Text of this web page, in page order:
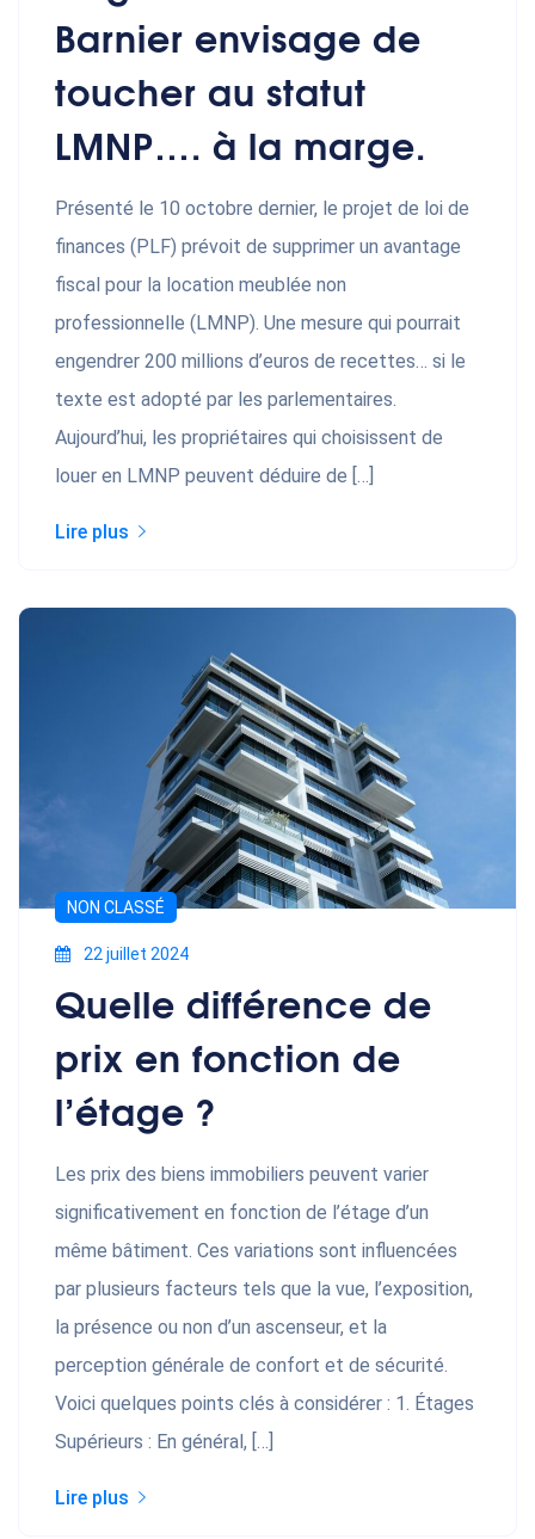
Barnier envisage de
toucher au statut
LMNP…. à la marge.
Présenté le 10 octobre dernier, le projet de loi de
finances (PLF) prévoit de supprimer un avantage
fiscal pour la location meublée non
professionnelle (LMNP). Une mesure qui pourrait
engendrer 200 millions d’euros de recettes… si le
texte est adopté par les parlementaires.
Aujourd’hui, les propriétaires qui choisissent de
louer en LMNP peuvent déduire de […]
Lire plus
NON CLASSÉ
22 juillet 2024
Quelle différence de
prix en fonction de
l’étage ?
Les prix des biens immobiliers peuvent varier
significativement en fonction de l’étage d’un
même bâtiment. Ces variations sont influencées
par plusieurs facteurs tels que la vue, l’exposition,
la présence ou non d’un ascenseur, et la
perception générale de confort et de sécurité.
Voici quelques points clés à considérer : 1. Étages
Supérieurs : En général, […]
Lire plus